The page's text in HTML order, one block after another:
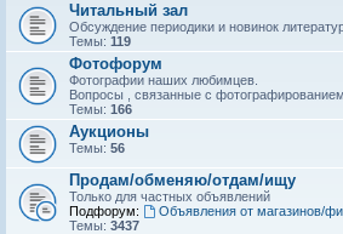
Читальный зал
Обсуждение периодики и новинок
Темы: 119
Фотофорум
Фотографии наших любимцев.
Вопросы , связанные с фотографированием.
Темы: 166
Аукционы
Темы: 56
Продам/обменяю/отдам/ищу
Только для частных объявлений
Подфорум:
Объявления от магазинов/
Темы: 3437